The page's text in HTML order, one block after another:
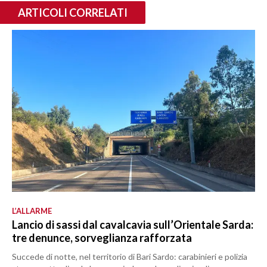
ARTICOLI CORRELATI
L’ALLARME
Lancio di sassi dal cavalcavia sull’Orientale Sarda:
tre denunce, sorveglianza rafforzata
Succede di notte, nel territorio di Bari Sardo: carabinieri e polizia